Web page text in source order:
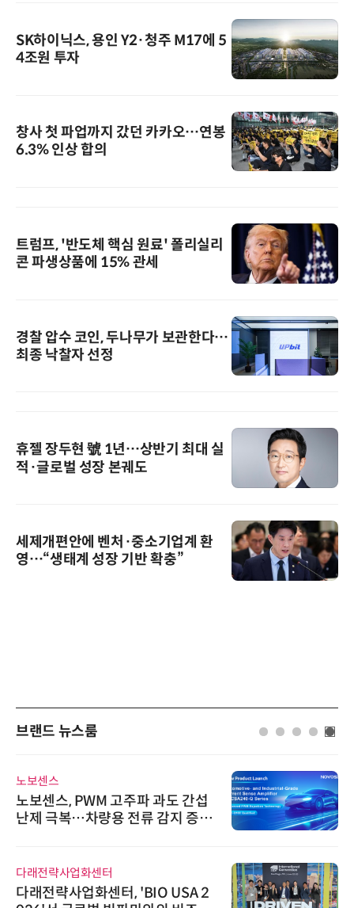
SK하이닉스, 용인 Y2·청주 M17에 5
4조원 투자
창사 첫 파업까지 갔던 카카오…연봉
6.3% 인상 합의
트럼프, '반도체 핵심 원료' 폴리실리
콘 파생상품에 15% 관세
경찰 압수 코인, 두나무가 보관한다…
최종 낙찰자 선정
휴젤 장두현 號 1년…상반기 최대 실
적·글로벌 성장 본궤도
세제개편안에 벤처·중소기업계 환
영…“생태계 성장 기반 확충”
브랜드 뉴스룸
노보센스
노보센스, PWM 고주파 과도 간섭
난제 극복…차량용 전류 감지 증폭
다래전략사업화센터
다래전략사업화센터, 'BIO USA 2